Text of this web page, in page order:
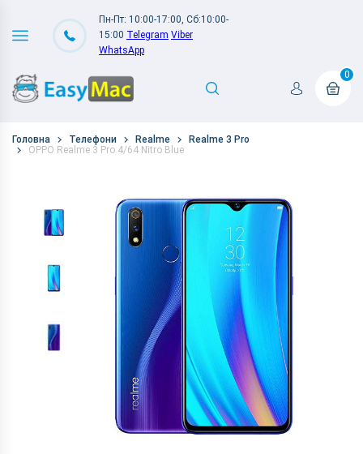
Пн-Пт: 10:00-17:00, Сб:10:00-
15:00 Telegram Viber
WhatsApp
0
Головна Телефони Realme
Realme 3 Pro
OPPO Realme 3 Pro 4/64 Nitro Blue